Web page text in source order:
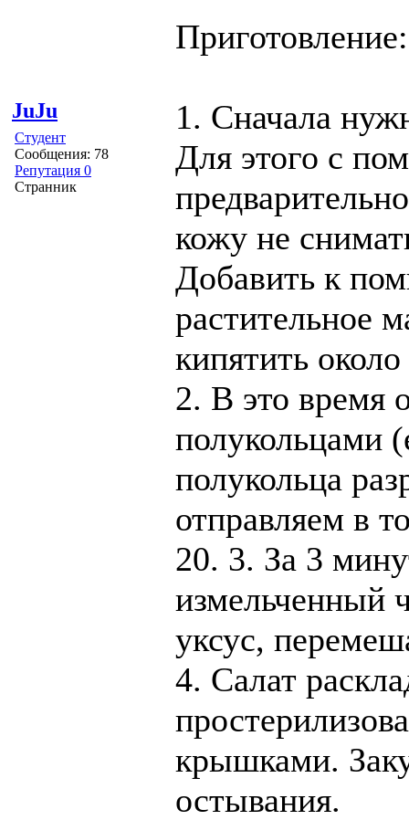
JuJu
Студент
Сообщения: 78
Репутация 0
Странник
Приготовление:
1. Сначала
Для этого с
кожу не
Добавить к
растительное
кипятить
2. В это время
полукольцами
полукольца
отправляем в
20. 3. За 3
измельченный
уксус,
4. Салат
крышками.
остывания.